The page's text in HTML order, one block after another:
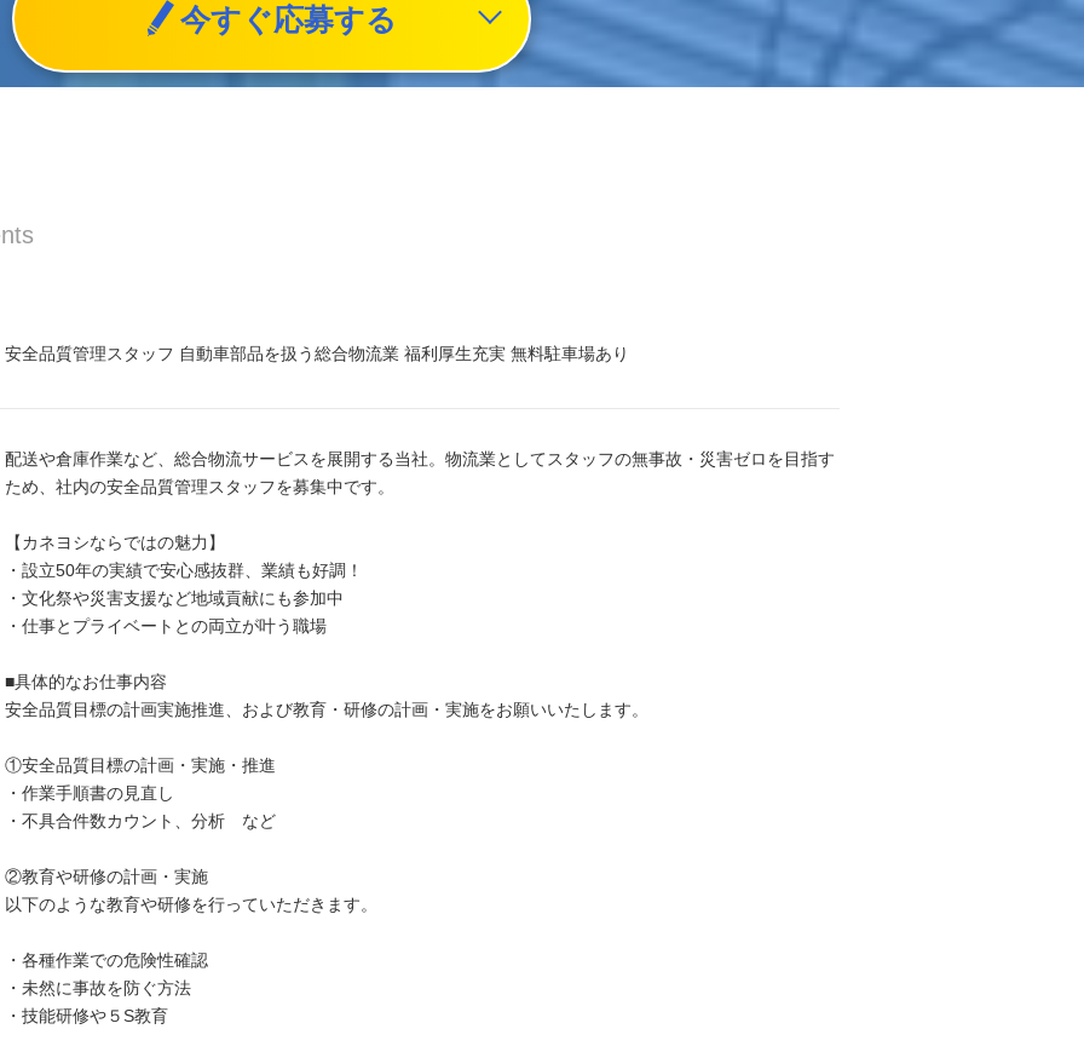
今すぐ応募する
安全品質管理スタッフ 自動車部品を扱う総合物流業 福利厚生充実 無料駐車場あり
配送や倉庫作業など、総合物流サービスを展開する当社。物流業としてスタッフの無事故・災害ゼロを目指す
ため、社内の安全品質管理スタッフを募集中です。
【カネヨシならではの魅力】
・設立50年の実績で安心感抜群、業績も好調！
・文化祭や災害支援など地域貢献にも参加中
・仕事とプライベートとの両立が叶う職場
■具体的なお仕事内容
安全品質目標の計画実施推進、および教育・研修の計画・実施をお願いいたします。
①安全品質目標の計画・実施・推進
・作業手順書の見直し
・不具合件数カウント、分析 など
②教育や研修の計画・実施
以下のような教育や研修を行っていただきます。
・各種作業での危険性確認
・未然に事故を防ぐ方法
・技能研修や５S教育